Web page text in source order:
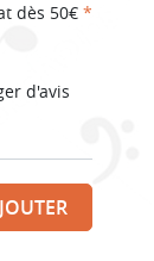
dès 50€ *
d'avis